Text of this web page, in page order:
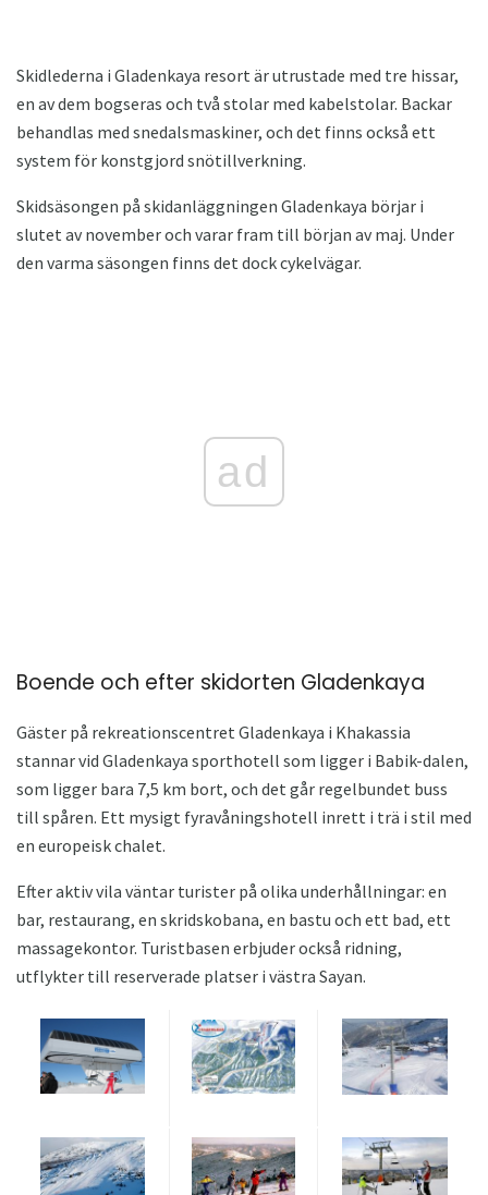
Skidlederna i Gladenkaya resort är utrustade med tre hissar,
en av dem bogseras och två stolar med kabelstolar. Backar
behandlas med snedalsmaskiner, och det finns också ett
system för konstgjord snötillverkning.
Skidsäsongen på skidanläggningen Gladenkaya börjar i
slutet av november och varar fram till början av maj. Under
den varma säsongen finns det dock cykelvägar.
ad
Boende och efter skidorten Gladenkaya
Gäster på rekreationscentret Gladenkaya i Khakassia
stannar vid Gladenkaya sporthotell som ligger i Babik-dalen,
som ligger bara 7,5 km bort, och det går regelbundet buss
till spåren. Ett mysigt fyravåningshotell inrett i trä i stil med
en europeisk chalet.
Efter aktiv vila väntar turister på olika underhållningar: en
bar, restaurang, en skridskobana, en bastu och ett bad, ett
massagekontor. Turistbasen erbjuder också ridning,
utflykter till reserverade platser i västra Sayan.